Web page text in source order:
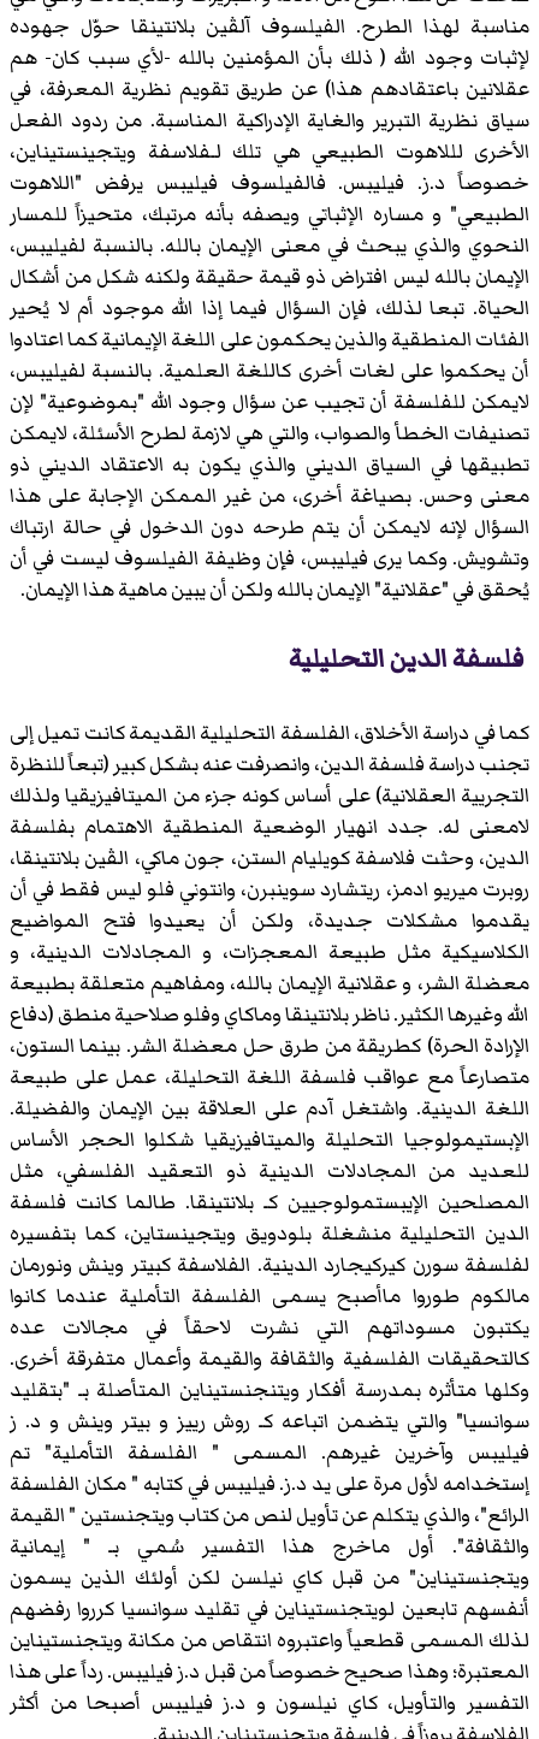
مناسبة لهذا الطرح. الفيلسوف آلڤين بلانتينقا حوّل جهوده
لإثبات وجود الله ( ذلك بأن المؤمنين بالله -لأي سبب كان- هم
عقلانين باعتقادهم هذا) عن طريق تقويم نظرية المعرفة، في
سياق نظرية التبرير والغاية الإدراكية المناسبة. من ردود الفعل
الأخرى لللاهوت الطبيعي هي تلك لـفلاسفة ويتجينستيناين،
خصوصاً د.ز. فيليبس. فالفيلسوف فيليبس يرفض "اللاهوت
الطبيعي" و مساره الإثباتي ويصفه بأنه مرتبك، متحيزاً للمسار
النحوي والذي يبحث في معنى الإيمان بالله. بالنسبة لفيليبس،
الإيمان بالله ليس افتراض ذو قيمة حقيقة ولكنه شكل من أشكال
الحياة. تبعا لذلك، فإن السؤال فيما إذا الله موجود أم لا يُحير
الفئات المنطقية والذين يحكمون على اللغة الإيمانية كما اعتادوا
أن يحكموا على لغات أخرى كاللغة العلمية. بالنسبة لفيليبس،
لايمكن للفلسفة أن تجيب عن سؤال وجود الله "بموضوعية" لإن
تصنيفات الخطأ والصواب، والتي هي لازمة لطرح الأسئلة، لايمكن
تطبيقها في السياق الديني والذي يكون به الاعتقاد الديني ذو
معنى وحس. بصياغة أخرى، من غير الممكن الإجابة على هذا
السؤال لإنه لايمكن أن يتم طرحه دون الدخول في حالة ارتباك
وتشويش. وكما يرى فيليبس، فإن وظيفة الفيلسوف ليست في أن
يُحقق في "عقلانية" الإيمان بالله ولكن أن يبين ماهية هذا الإيمان.
فلسفة الدين التحليلية
كما في دراسة الأخلاق، الفلسفة التحليلية القديمة كانت تميل إلى
تجنب دراسة فلسفة الدين، وانصرفت عنه بشكل كبير (تبعاً للنظرة
التجريية العقلانية) على أساس كونه جزء من الميتافيزيقيا ولذلك
لامعنى له. جدد انهيار الوضعية المنطقية الاهتمام بفلسفة
الدين، وحثت فلاسفة كويليام الستن، جون ماكي، الڤين بلانتينقا،
روبرت ميريو ادمز، ريتشارد سوينبرن، وانتوني فلو ليس فقط في أن
يقدموا مشكلات جديدة، ولكن أن يعيدوا فتح المواضيع
الكلاسيكية مثل طبيعة المعجزات، و المجادلات الدينية، و
معضلة الشر، و عقلانية الإيمان بالله، ومفاهيم متعلقة بطبيعة
الله وغيرها الكثير. ناظر بلانتينقا وماكاي وفلو صلاحية منطق (دفاع
الإرادة الحرة) كطريقة من طرق حل معضلة الشر. بينما الستون،
متصارعاً مع عواقب فلسفة اللغة التحليلة، عمل على طبيعة
اللغة الدينية. واشتغل آدم على العلاقة بين الإيمان والفضيلة.
الإبستيمولوجيا التحليلة والميتافيزيقيا شكلوا الحجر الأساس
للعديد من المجادلات الدينية ذو التعقيد الفلسفي، مثل
المصلحين الإيبستمولوجيين كـ بلانتينقا. طالما كانت فلسفة
الدين التحليلية منشغلة بلودويق ويتجينستاين، كما بتفسيره
لفلسفة سورن كيركيجارد الدينية. الفلاسفة كبيتر وينش ونورمان
مالكوم طوروا ماأصبح يسمى الفلسفة التأملية عندما كانوا
يكتبون مسوداتهم التي نشرت لاحقاً في مجالات عده
كالتحقيقات الفلسفية والثقافة والقيمة وأعمال متفرقة أخرى.
وكلها متأثره بمدرسة أفكار ويتنجنستيناين المتأصلة بـ "بتقليد
سوانسيا" والتي يتضمن اتباعه كـ روش رييز و بيتر وينش و د. ز
فيليبس وآخرين غيرهم. المسمى " الفلسفة التأملية" تم
إستخدامه لأول مرة على يد د.ز. فيليبس في كتابه " مكان الفلسفة
الرائع"، والذي يتكلم عن تأويل لنص من كتاب ويتجنستين " القيمة
والثقافة". أول ماخرج هذا التفسير سُمي بـ " إيمانية
ويتجنستيناين" من قبل كاي نيلسن لكن أولئك الذين يسمون
أنفسهم تابعين لويتجنستيناين في تقليد سوانسيا كرروا رفضهم
لذلك المسمى قطعياً واعتبروه انتقاص من مكانة ويتجنستيناين
المعتبرة؛ وهذا صحيح خصوصاً من قبل د.ز فيليبس. رداً على هذا
التفسير والتأويل، كاي نيلسون و د.ز فيليبس أصبحا من أكثر